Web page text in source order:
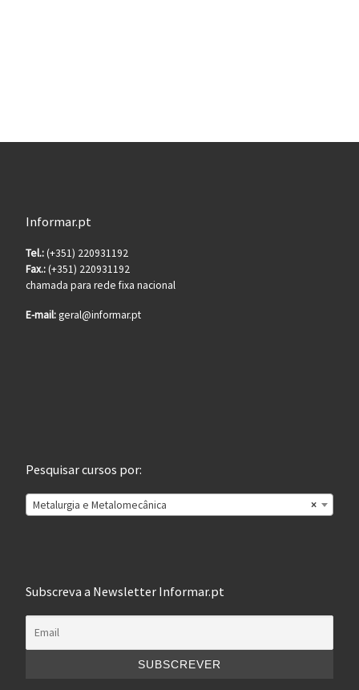
Informar.pt
Tel.:(+351) 220931192
Fax.:(+351) 220931192
chamada para rede fixa nacional
E-mail:geral@informar.pt
Pesquisar cursos por:
×
Metalurgia e Metalomecânica
Subscreva a Newsletter Informar.pt